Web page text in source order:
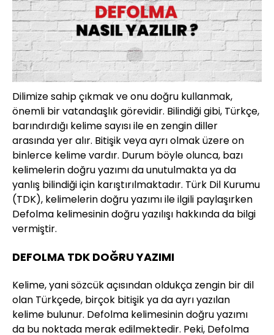
Dilimize sahip çıkmak ve onu doğru kullanmak,
önemli bir vatandaşlık görevidir. Bilindiği gibi, Türkçe,
barındırdığı kelime sayısı ile en zengin diller
arasında yer alır. Bitişik veya ayrı olmak üzere on
binlerce kelime vardır. Durum böyle olunca, bazı
kelimelerin doğru yazımı da unutulmakta ya da
yanlış bilindiği için karıştırılmaktadır. Türk Dil Kurumu
(TDK), kelimelerin doğru yazımı ile ilgili paylaşırken
Defolma kelimesinin doğru yazılışı hakkında da bilgi
vermiştir.
DEFOLMA TDK DOĞRU YAZIMI
Kelime, yani sözcük açısından oldukça zengin bir dil
olan Türkçede, birçok bitişik ya da ayrı yazılan
kelime bulunur. Defolma kelimesinin doğru yazımı
da bu noktada merak edilmektedir. Peki, Defolma